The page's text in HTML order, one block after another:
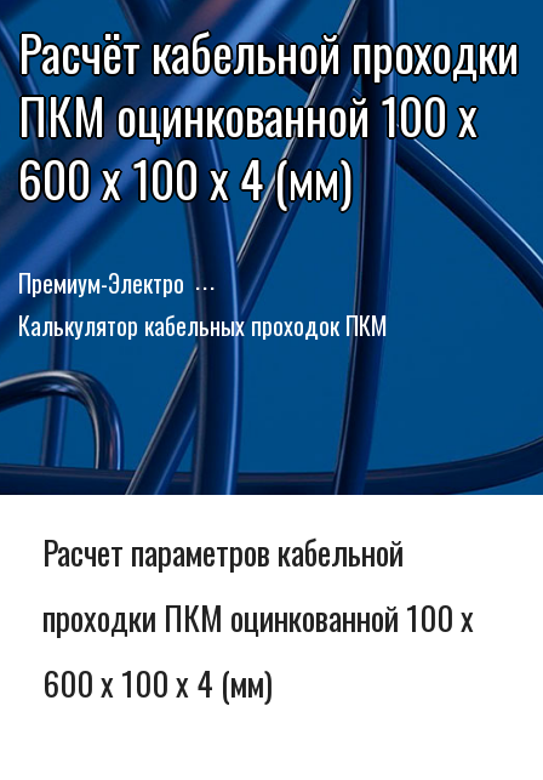
Расчёт кабельной проходки
ПКМ оцинкованной 100 x
600 x 100 x 4 (мм)
Премиум-Электро
Калькулятор кабельных проходок ПКМ
Расчет параметров кабельной
проходки ПКМ оцинкованной 100 x
600 x 100 x 4 (мм)